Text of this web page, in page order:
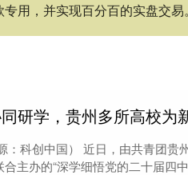
用，并实现百分百的实盘交易。
研学，贵州多所高校为
：科创中国） 近日，由共青团贵
主办的“深学细悟党的二十届四